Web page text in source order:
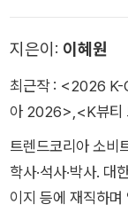
Journal of
earcher at Life
Sangmyung
있다. 성신여대 서
가며 다수의 기업
25%) SSCI 및
년부터 《중앙일보
yang Eun Lee is
Home Appliance
지은이: 이혜원
최근작 : <2026 K-
아 2026>,<K뷰티
트렌드코리아 소비
학사·석사·박사. 대
이지 등에 재직하며